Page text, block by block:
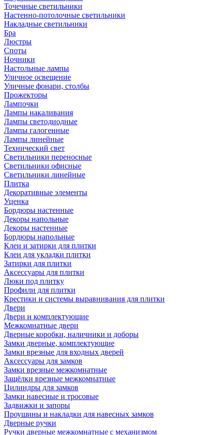
Точечные светильники
Настенно-потолочные светильники
Накладные светильники
Бра
Люстры
Споты
Ночники
Настольные лампы
Уличное освещение
Уличные фонари, столбы
Прожекторы
Лампочки
Лампы накаливания
Лампы светодиодные
Лампы галогенные
Лампы линейные
Технический свет
Светильники переносные
Светильники офисные
Светильники линейные
Плитка
Декоративные элементы
Уценка
Бордюры настенные
Декоры напольные
Декоры настенные
Бордюры напольные
Клеи и затирки для плитки
Клеи для укладки плитки
Затирки для плитки
Аксессуары для плитки
Люки под плитку
Профили для плитки
Крестики и системы выравнивания для плитки
Двери
Двери и комплектующие
Межкомнатные двери
Дверные коробки, наличники и доборы
Замки дверные, комплектующие
Замки врезные для входных дверей
Аксессуары для замков
Замки врезные межкомнатные
Защёлки врезные межкомнатные
Цилиндры для замков
Замки навесные и тросовые
Задвижки и запоры
Проушины и накладки для навесных замков
Дверные ручки
Ручки дверные межкомнатные с механизмом